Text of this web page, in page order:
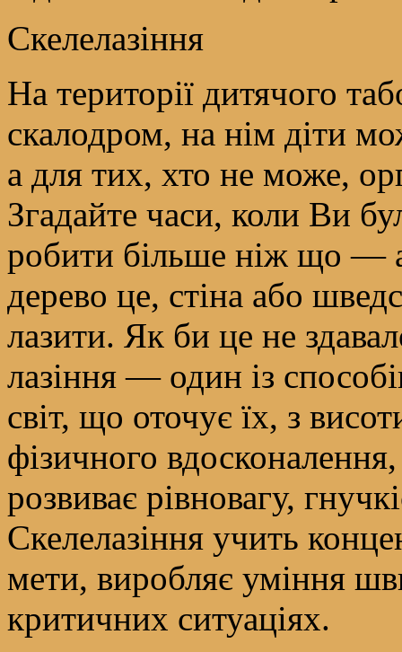
Скелелазіння
На території дитячого
скалодром, на нім діти
а для тих, хто не може,
Згадайте часи, коли Ви
робити більше ніж що —
дерево це, стіна або
лазити. Як би це не
лазіння — один із
світ, що оточує їх, з
фізичного
розвиває рівновагу,
Скелелазіння учить
мети, виробляє уміння
критичних ситуаціях.